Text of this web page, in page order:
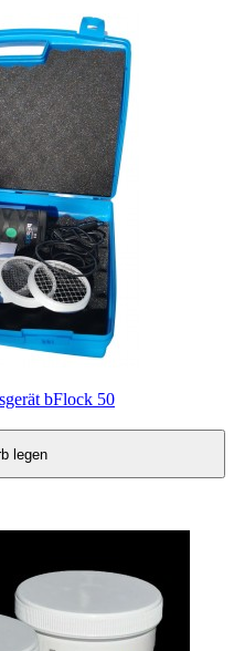
bFlock 50
legen